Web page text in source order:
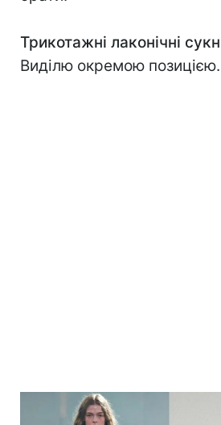
Трикотажні лаконічні
Виділю окремою позицією.